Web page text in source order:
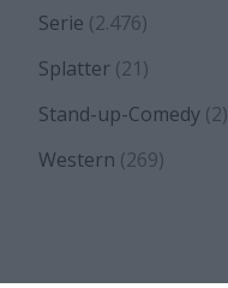
Serie (2.476)
Splatter (21)
Stand-up-Comedy (2)
Western (269)